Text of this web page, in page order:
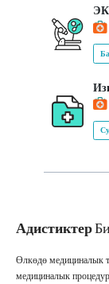
Адистиктер
Өлкөдө медициналык
медициналык